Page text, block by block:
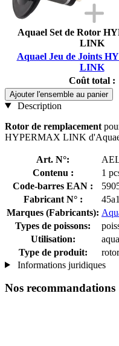
Aquael Set de Rotor
LINK
Aquael Jeu de Joints
LINK
Coût total :
Ajouter l'ensemble au panier
Description
Rotor de remplacement
HYPERMAX LINK
Art. N°:
Contenu :
1
Code-barres EAN :
Fabricant N° :
Marques (Fabricants):
Types de poissons:
Utilisation:
Type de produit:
rotor
Informations juridiques
Nos recommandations